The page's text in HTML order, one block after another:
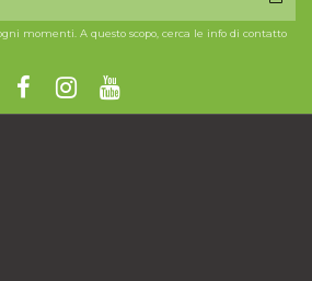
momenti. A questo scopo, cerca le info di contatto